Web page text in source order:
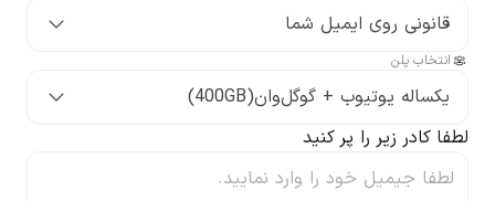
قانونی روی ایمیل شما
انتخاب پلن
یکساله یوتیوب + گوگل‌وان(400GB)
لطفا کادر زیر را پر کنید